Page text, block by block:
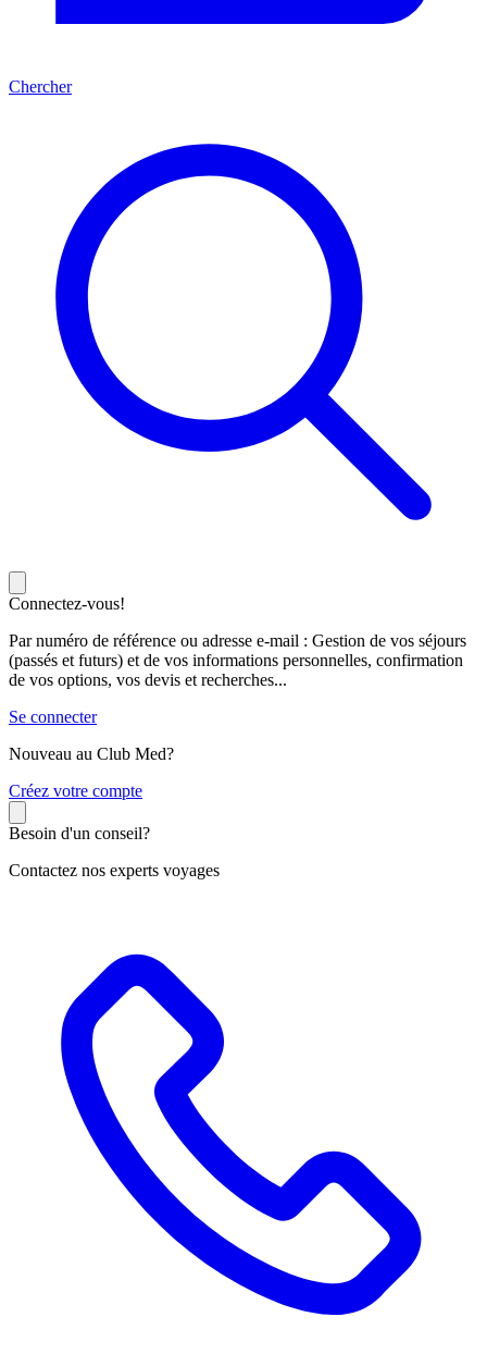
Chercher
Connectez-vous!
Par numéro de référence ou adresse e-mail : Gestion de vos séjours
(passés et futurs) et de vos informations personnelles, confirmation
de vos options, vos devis et recherches...
Se connecter
Nouveau au Club Med?
Créez votre compte
Besoin d'un conseil?
Contactez nos experts voyages